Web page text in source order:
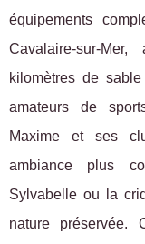
équipements
Cavalaire-sur-
kilomètres de
amateurs de
Maxime et ses
ambiance plus
Sylvabelle ou la
nature préservée.